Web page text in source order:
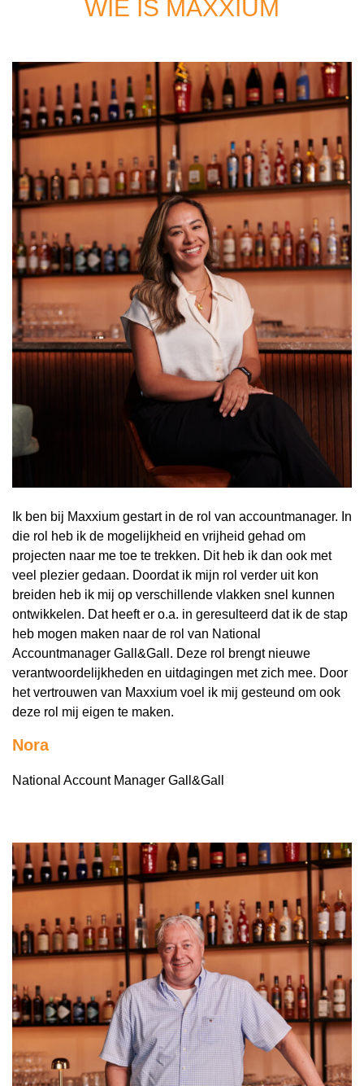
WIE IS MAXXIUM
Ik ben bij Maxxium gestart in de rol van accountmanager. In
die rol heb ik de mogelijkheid en vrijheid gehad om
projecten naar me toe te trekken. Dit heb ik dan ook met
veel plezier gedaan. Doordat ik mijn rol verder uit kon
breiden heb ik mij op verschillende vlakken snel kunnen
ontwikkelen. Dat heeft er o.a. in geresulteerd dat ik de stap
heb mogen maken naar de rol van National
Accountmanager Gall&Gall. Deze rol brengt nieuwe
verantwoordelijkheden en uitdagingen met zich mee. Door
het vertrouwen van Maxxium voel ik mij gesteund om ook
deze rol mij eigen te maken.
Nora
National Account Manager Gall&Gall